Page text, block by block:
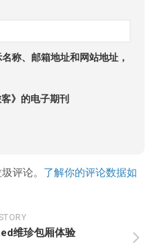
称、邮箱地址和网站地址，
》的电子期刊
评论。 了解你的评论数据如
维珍包厢体验